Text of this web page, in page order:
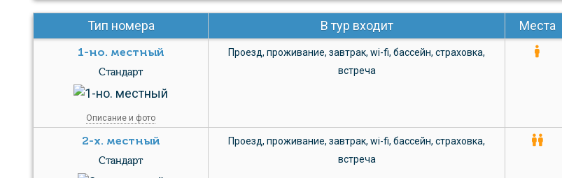
Тип номера В тур входит Места
1-но. местный
Стандарт
Описание и фото
Проезд,проживание,завтрак,wi-fi,бассейн,страховка,
встреча
2-х. местный
Стандарт
Проезд,проживание,завтрак,wi-fi,бассейн,страховка,
встреча